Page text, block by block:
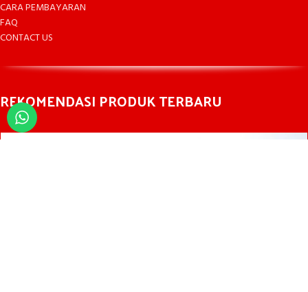
CARA PEMBAYARAN
FAQ
CONTACT US
REKOMENDASI PRODUK TERBARU